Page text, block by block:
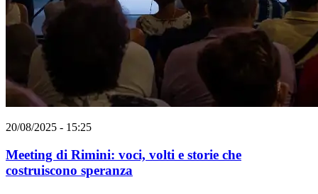
20/08/2025 - 15:25
Meeting di Rimini: voci, volti e storie che
costruiscono speranza